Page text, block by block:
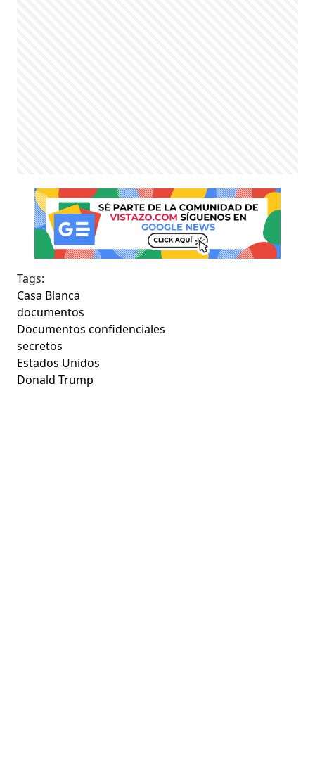
Tags:
Casa Blanca
documentos
Documentos confidenciales
secretos
Estados Unidos
Donald Trump